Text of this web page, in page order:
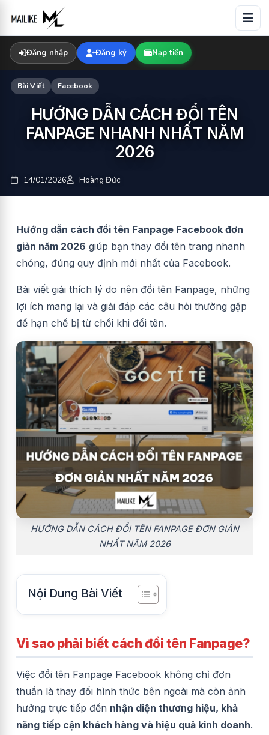
content
Đăng nhập Đăng ký Nạp tiền
Bài Viết Facebook
HƯỚNG DẪN CÁCH ĐỔI TÊN
FANPAGE NHANH NHẤT NĂM
2026
14/01/2026 Hoàng Đức
Hướng dẫn cách đổi tên Fanpage Facebook đơn
giản năm 2026 giúp bạn thay đổi tên trang nhanh
chóng, đúng quy định mới nhất của Facebook.
Bài viết giải thích lý do nên đổi tên Fanpage, những
lợi ích mang lại và giải đáp các câu hỏi thường gặp
để hạn chế bị từ chối khi đổi tên.
HƯỚNG DẪN CÁCH ĐỔI TÊN FANPAGE ĐƠN GIẢN
NHẤT NĂM 2026
Nội Dung Bài Viết
Vì sao phải biết cách đổi tên Fanpage?
Việc đổi tên Fanpage Facebook không chỉ đơn
thuần là thay đổi hình thức bên ngoài mà còn ảnh
hưởng trực tiếp đến nhận diện thương hiệu, khả
năng tiếp cận khách hàng và hiệu quả kinh doanh.